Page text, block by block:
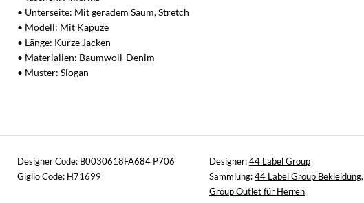
• Unterseite: Mit geradem Saum, Stretch
• Modell: Mit Kapuze
• Länge: Kurze Jacken
• Materialien: Baumwoll-Denim
• Muster: Slogan
Designer Code: B0030618FA684 P706
Giglio Code: H71699
Designer:44 Label Group
Sammlung:44 Label Group Bekleidung,
Group Outlet für Herren